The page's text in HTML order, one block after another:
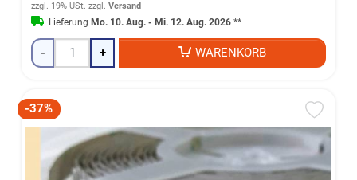
zzgl. 19% USt. zzgl.Versand
Lieferung Mo. 10. Aug. - Mi. 12. Aug. 2026 **
- + WARENKORB
-37%